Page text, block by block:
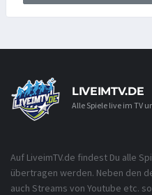
LIVEIMTV.DE
Alle Spiele live im TV
Auf LiveimTV.de findest Du alle
übertragen werden. Neben den
auch Streams von Youtube etc.